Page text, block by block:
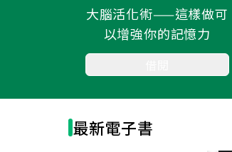
大腦活化術——這樣做可
以增強你的記憶力
最新電子書